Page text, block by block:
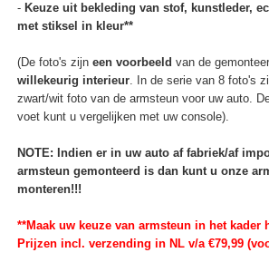
- Keuze uit bekleding van stof, kunstleder,
met stiksel in kleur**
(De foto's zijn een voorbeeld van de
willekeurig interieur. In de serie van 8 foto's
zwart/wit foto van de armsteun voor uw auto.
voet kunt u vergelijken met uw console).
NOTE: Indien er in uw auto af fabriek/af
armsteun gemonteerd is dan kunt u onze
monteren!!!
**Maak uw keuze van armsteun in het kader
Prijzen incl. verzending in NL v/a €79,99